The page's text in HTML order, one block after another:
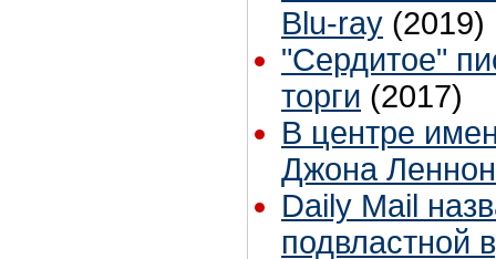
Blu-ray (2019)
"Сердитое"
торги (2017)
В центре
Джона
Daily Mail
подвластной